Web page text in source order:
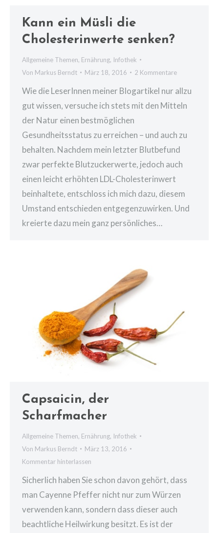
Kann ein Müsli die
Cholesterinwerte senken?
Allgemeine Themen, Ernährung, Infothek
Von Markus Berndt März 18, 2016 2 Kommentare
Wie die LeserInnen meiner Blogartikel nur allzu
gut wissen, versuche ich stets mit den Mitteln
der Natur einen bestmöglichen
Gesundheitsstatus zu erreichen – und auch zu
behalten. Nachdem mein letzter Blutbefund
zwar perfekte Blutzuckerwerte, jedoch auch
einen leicht erhöhten LDL-Cholesterinwert
beinhaltete, entschloss ich mich dazu, diesem
Umstand entschieden entgegenzuwirken. Und
kreierte dazu mein ganz persönliches…
Capsaicin, der
Scharfmacher
Allgemeine Themen, Ernährung, Infothek
Von Markus Berndt
März 13, 2016
Kommentar hinterlassen
Sicherlich haben Sie schon davon gehört, dass
man Cayenne Pfeffer nicht nur zum Würzen
verwenden kann, sondern dass dieser auch
beachtliche Heilwirkung besitzt. Es ist der